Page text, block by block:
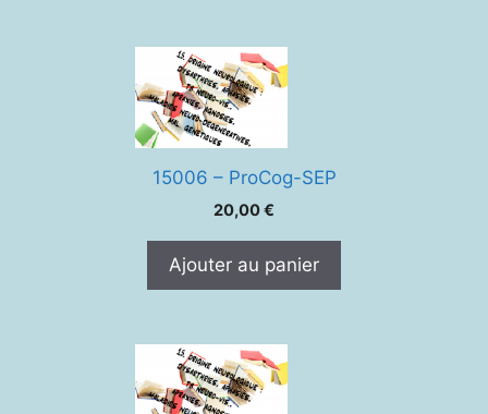
15006 – ProCog-SEP
20,00€
Ajouter au panier